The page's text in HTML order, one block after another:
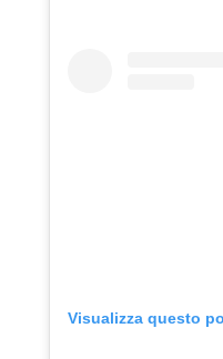
Visualizza questo